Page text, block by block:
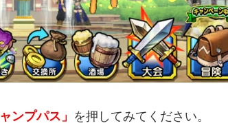
ャンプパス」 を押してみてください。